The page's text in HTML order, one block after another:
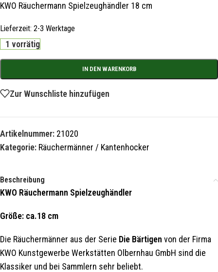
KWO Räuchermann Spielzeughändler 18 cm
Lieferzeit: 2-3 Werktage
1 vorrätig
IN DEN WARENKORB
Zur Wunschliste hinzufügen
Artikelnummer: 21020
Kategorie: Räuchermänner / Kantenhocker
Beschreibung
KWO Räuchermann Spielzeughändler
Größe: ca.18 cm
Die Räuchermänner aus der Serie Die Bärtigen von der Firma
KWO Kunstgewerbe Werkstätten Olbernhau GmbH sind die
Klassiker und bei Sammlern sehr beliebt.